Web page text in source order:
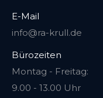
E-Mail
info@ra-krull.de
Bürozeiten
Montag - Freitag:
9.00 - 13.00 Uhr